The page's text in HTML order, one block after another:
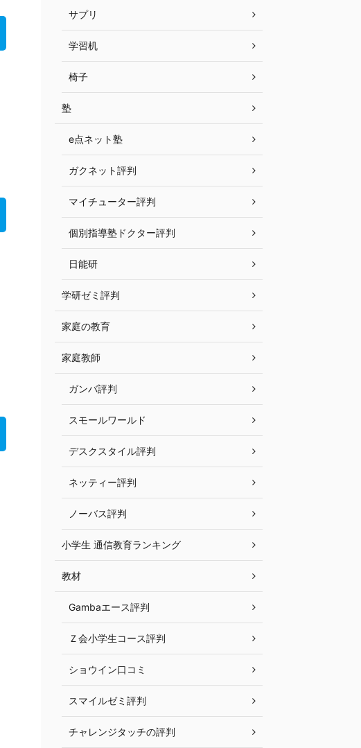
サプリ
学習机
椅子
塾
e点ネット塾
ガクネット評判
マイチューター評判
個別指導塾ドクター評判
日能研
学研ゼミ評判
家庭の教育
家庭教師
ガンバ評判
スモールワールド
デスクスタイル評判
ネッティー評判
ノーバス評判
小学生 通信教育ランキング
教材
Gambaエース評判
Ｚ会小学生コース評判
ショウイン口コミ
スマイルゼミ評判
チャレンジタッチの評判